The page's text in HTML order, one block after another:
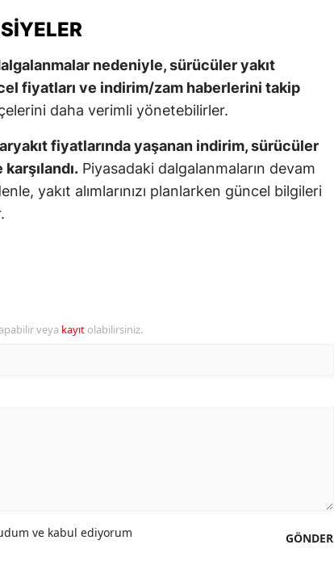
Batman
Şırnak
Bartın
Ardahan
nedeniyle, sürücüler yakıt
fiyatları ve indirim/zam haberlerini takip
daha verimli yönetebilirler.
fiyatlarında yaşanan indirim, sürücüler
Piyasadaki dalgalanmaların devam
yakıt alımlarınızı planlarken güncel bilgileri
veya kayıt olabilirsiniz.
GÖNDER
ve kabul ediyorum